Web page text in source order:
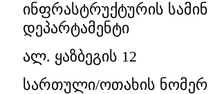
ინფრასტრუქტურის
დეპარტამენტი
ალ. ყაზბეგის 12
სართული/ოთახის